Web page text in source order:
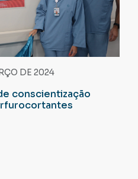
DE 2024
conscientização